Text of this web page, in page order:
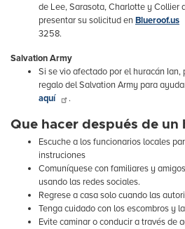
de Lee, Sarasota, Charlotte y Collier
presentar su solicitud en Blueroof.us
3258.
Salvation Army
Si se vio afectado por el huracán
regalo del Salvation Army para
aquí
.
Que hacer después de un
Escuche a los funcionarios locales
instruciones
Comuníquese con familiares y
usando las redes sociales.
Regrese a casa solo cuando las
Tenga cuidado con los escombros y
Evite caminar o conducir a través de